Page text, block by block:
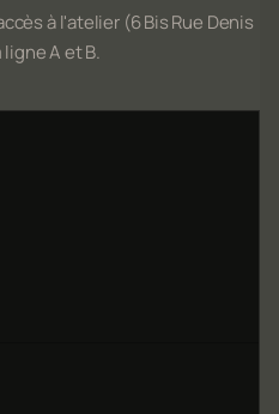
à l'atelier (6 Bis Rue Denis
A et B.